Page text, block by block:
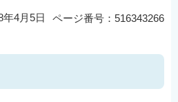
ページ番号：516343266
年4月5日